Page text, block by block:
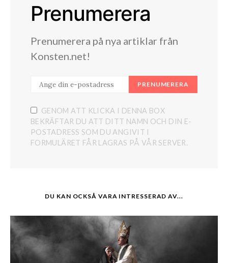
Prenumerera
Prenumerera på nya artiklar från
Konsten.net!
PRENUMERERA
GENOM ATT KLICKA I DENNA BOX
BEKRÄFTAR DU ATT DITT NAMN OCH DIN E-
POSTADRESS SOM DU ANGIVIT I
FORMULÄRET FÅR LAGRAS PÅ VÅR SERVER.
DU KAN OCKSÅ VARA INTRESSERAD AV...